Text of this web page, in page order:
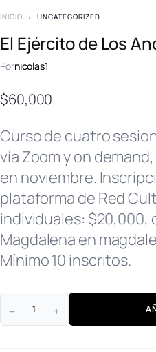
INICIO / UNCATEGORIZED
El Ejército de Los
Pornicolas1
$60,000
Curso de cuatro
vía Zoom y on
en noviembre.
plataforma de Red
individuales: $20,000,
Magdalena en
Mínimo 10 inscritos.